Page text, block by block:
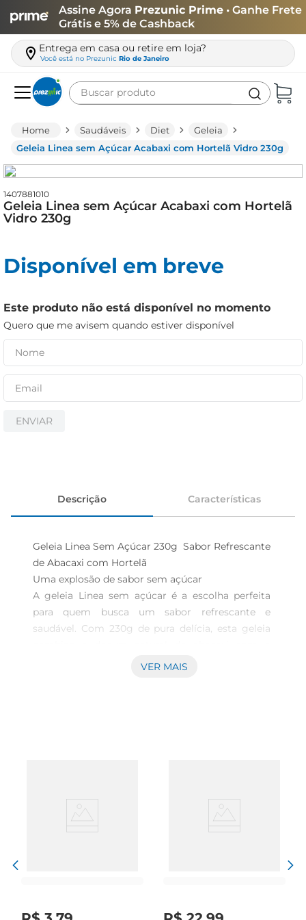
Assine Agora Prezunic Prime • Ganhe Frete
Grátis e 5% de Cashback
Entrega em casa ou retire em loja?
Você está no Prezunic Rio de Janeiro
Buscar produto
Saudáveis Diet
Geleia
Geleia Linea sem Açúcar Acabaxi com Hortelã Vidro 230g
1407881010
Geleia Linea sem Açúcar Acabaxi com Hortelã
Vidro 230g
Disponível em breve
Este produto não está disponível no momento
Quero que me avisem quando estiver disponível
ENVIAR
Descrição Características
Geleia Linea Sem Açúcar 230g  Sabor Refrescante
de Abacaxi com Hortelã
Uma explosão de sabor sem açúcar
A geleia Linea sem açúcar é a escolha perfeita
para quem busca um sabor refrescante e
saudável. Com 230g de pura delícia, esta geleia
frescor da hortelã, proporcionando uma
autêntico e natural. O abacaxi, rico em vitaminas
VER MAIS
leite
queijo
azeite
iogurte
papel higiênico
cerveja